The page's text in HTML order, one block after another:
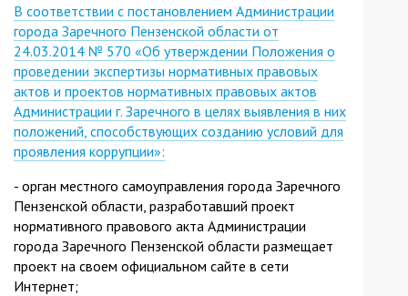
В соответствии с постановлением Администрации
города Заречного Пензенской области от
24.03.2014 № 570 «Об утверждении Положения о
проведении экспертизы нормативных правовых
актов и проектов нормативных правовых актов
Администрации г. Заречного в целях выявления в них
положений, способствующих созданию условий для
проявления коррупции»:
- орган местного самоуправления города Заречного
Пензенской области, разработавший проект
нормативного правового акта Администрации
города Заречного Пензенской области размещает
проект на своем официальном сайте в сети
Интернет;